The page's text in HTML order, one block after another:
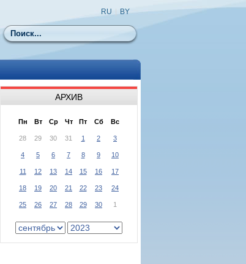
Поиск
RU BY
АРХИВ
Пн Вт Ср Чт Пт Сб Вс
28 29 30 31 1 2 3
4 5 6 7 8 9 10
11 12 13 14 15 16 17
18 19 20 21 22 23 24
25 26 27 28 29 30 1